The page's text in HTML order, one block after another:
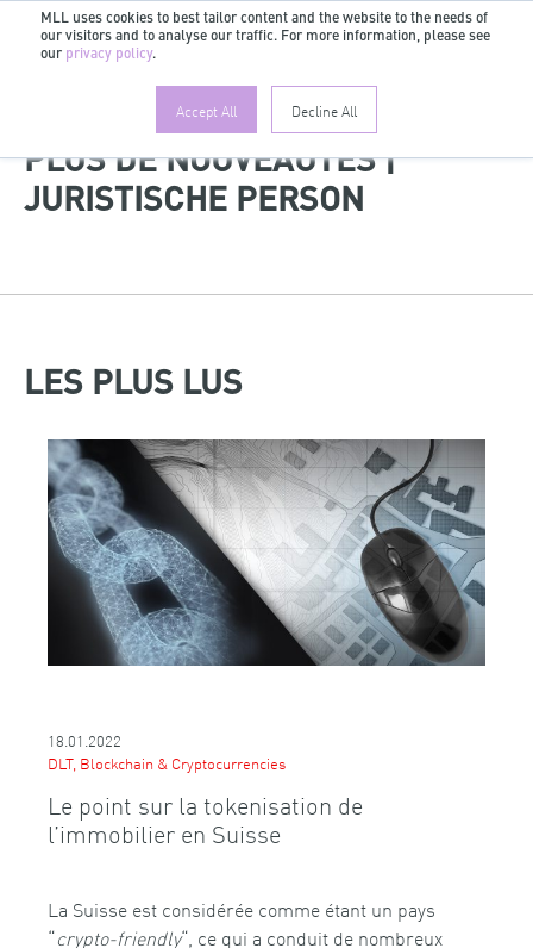
MLL uses cookies to best tailor content and the website to the needs of
our visitors and to analyse our traffic. For more information, please see
our privacy policy.
Accept All Decline All
FR
PLUS DE NOUVEAUTÉS |
JURISTISCHE PERSON
LES PLUS LUS
18.01.2022
DLT, Blockchain & Cryptocurrencies
Le point sur la tokenisation de
l’immobilier en Suisse
La Suisse est considérée comme étant un pays
“crypto-friendly“, ce qui a conduit de nombreux